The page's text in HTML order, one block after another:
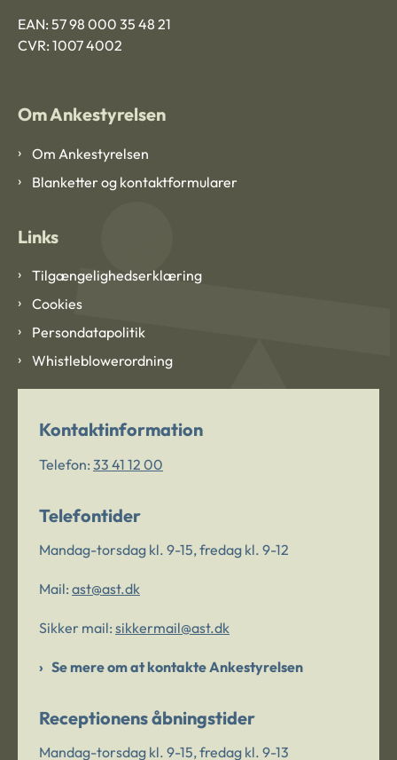
EAN: 57 98 000 35 48 21
CVR: 1007 4002
Om Ankestyrelsen
Om Ankestyrelsen
Blanketter og kontaktformularer
Links
Tilgængelighedserklæring
Cookies
Persondatapolitik
Whistleblowerordning
Kontaktinformation
Telefon: 33 41 12 00
Telefontider
Mandag-torsdag kl. 9-15, fredag kl. 9-12
Mail: ast@ast.dk
Sikker mail: sikkermail@ast.dk
Se mere om at kontakte Ankestyrelsen
Receptionens åbningstider
Mandag-torsdag kl. 9-15, fredag kl. 9-13